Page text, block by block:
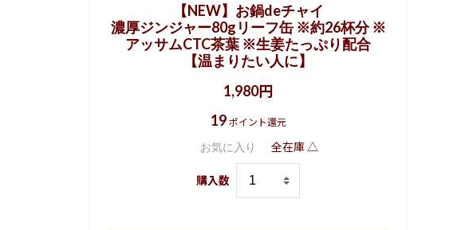
【NEW】お鍋deチャイ
濃厚ジンジャー80gリーフ缶 ※約26杯分 ※
アッサムCTC茶葉 ※生姜たっぷり配合
【温まりたい人に】
1,980円
19 ポイント還元
お気に入り 全在庫 △
購入数